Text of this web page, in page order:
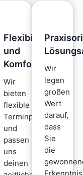
Flexibilität
und
Komfort
Wir
bieten
flexible
Terminplanung
und
passen
uns
deinen
Wir
legen
großen
Wert
darauf,
dass
Sie
die